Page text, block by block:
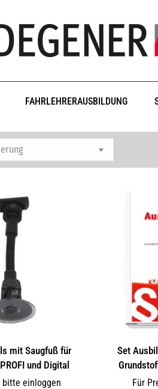
FAHRLEHRERAUSBILDUNG
mit Saugfuß für
und Digital
bitte einloggen
Set
Für